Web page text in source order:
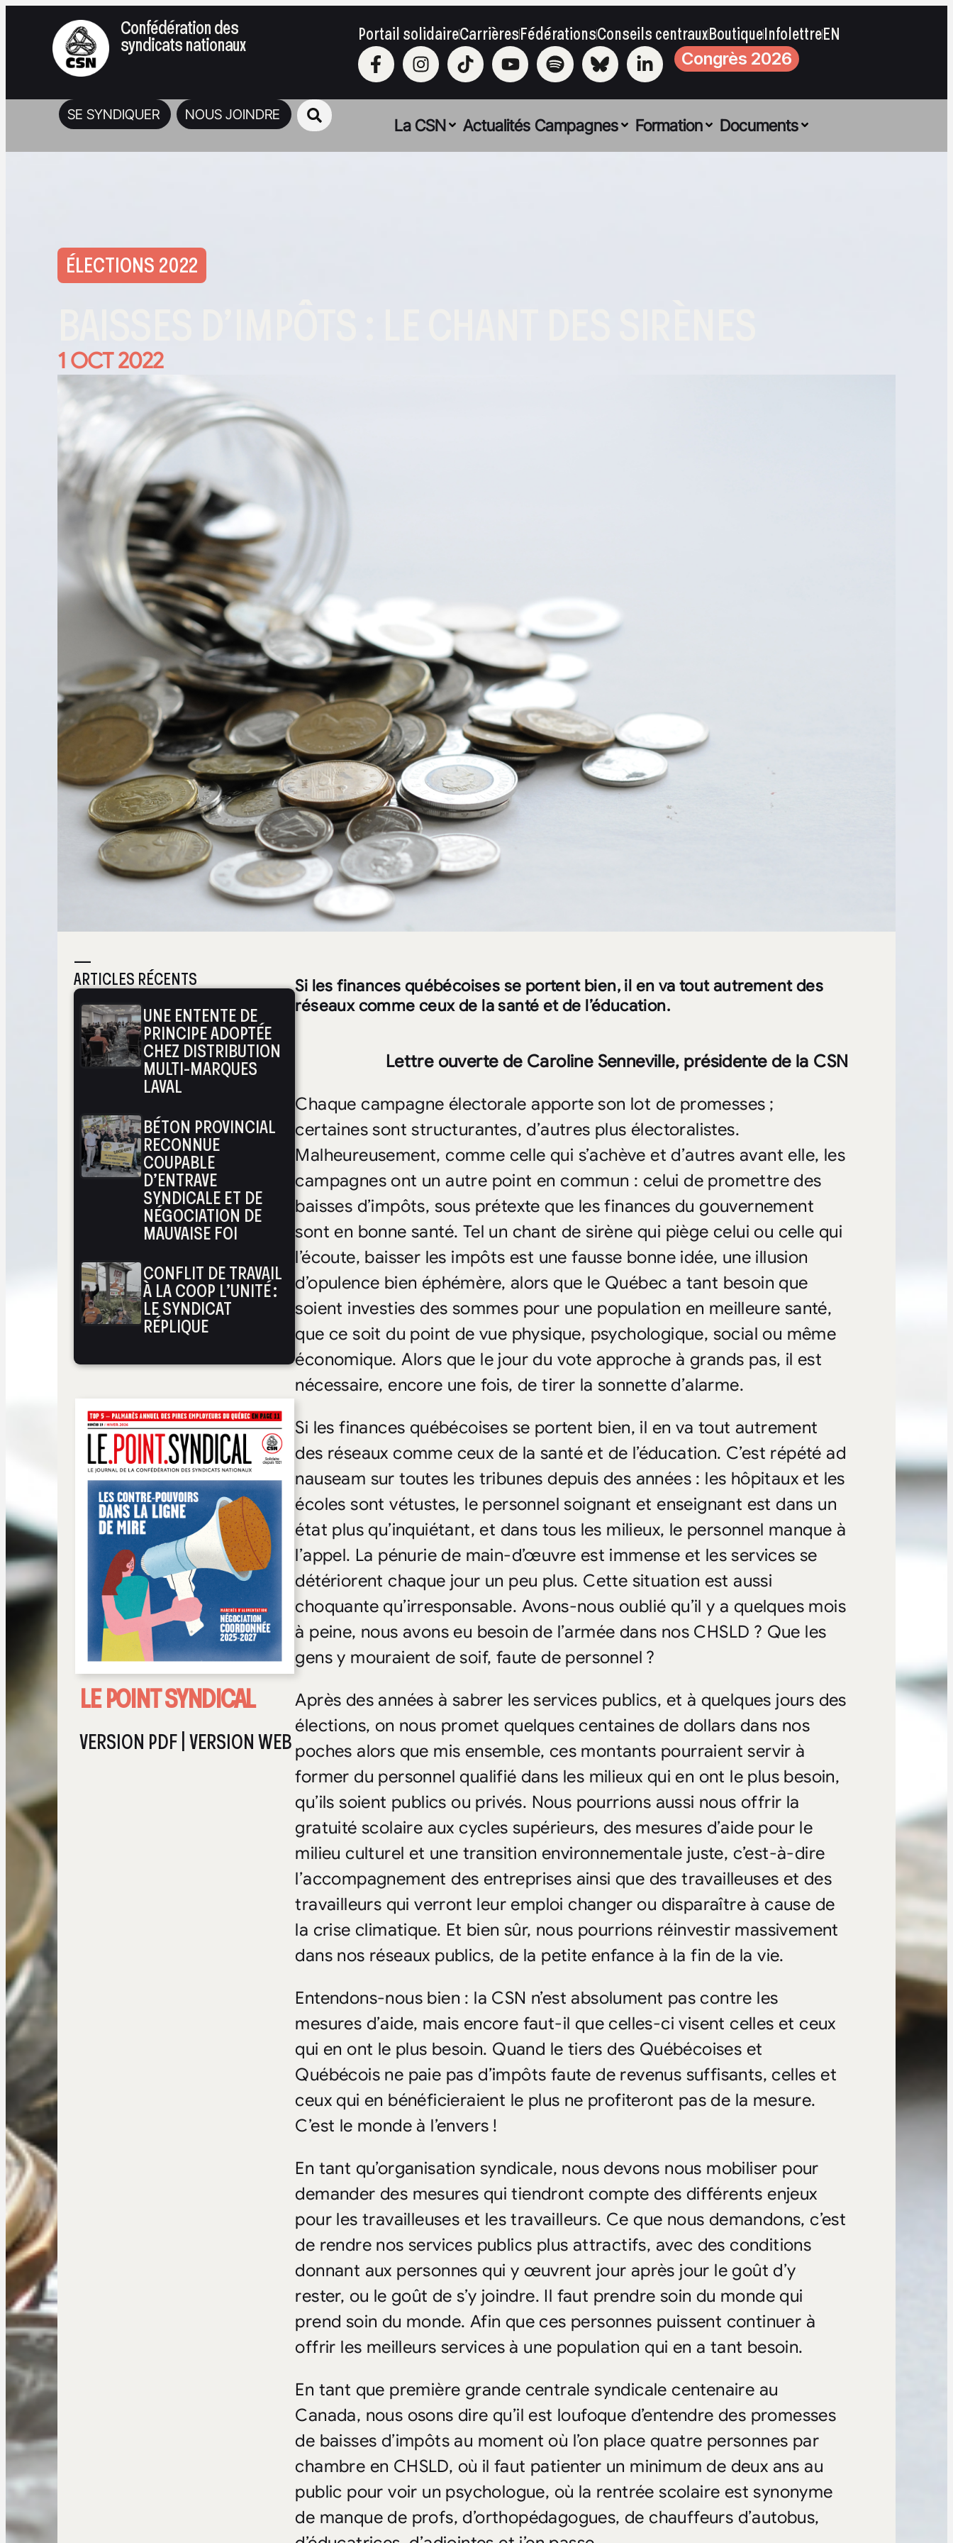
Confédération des
syndicats nationaux Portail solidaireCarrièresFédérationsConseils centrauxBoutiqueInfolettreEN
Congrès 2026
SE SYNDIQUER NOUS JOINDRE
La CSN Actualités Campagnes Formation Documents
ÉLECTIONS 2022
1 OCT 2022
—
ARTICLES RÉCENTS
UNE ENTENTE DE
PRINCIPE ADOPTÉE
CHEZ DISTRIBUTION
MULTI-MARQUES
LAVAL
BÉTON PROVINCIAL
RECONNUE
COUPABLE
D’ENTRAVE
SYNDICALE ET DE
NÉGOCIATION DE
MAUVAISE FOI
CONFLIT DE TRAVAIL
À LA COOP L’UNITÉ :
LE SYNDICAT
RÉPLIQUE
LE POINT SYNDICAL
VERSION PDF|VERSION WEB
Si les finances québécoises se portent bien, il en va tout autrement des
réseaux comme ceux de la santé et de l’éducation.
Lettre ouverte de Caroline Senneville, présidente de la CSN
Chaque campagne électorale apporte son lot de promesses ;
certaines sont structurantes, d’autres plus électoralistes.
Malheureusement, comme celle qui s’achève et d’autres avant elle, les
campagnes ont un autre point en commun : celui de promettre des
baisses d’impôts, sous prétexte que les finances du gouvernement
sont en bonne santé. Tel un chant de sirène qui piège celui ou celle qui
l’écoute, baisser les impôts est une fausse bonne idée, une illusion
d’opulence bien éphémère, alors que le Québec a tant besoin que
soient investies des sommes pour une population en meilleure santé,
que ce soit du point de vue physique, psychologique, social ou même
économique. Alors que le jour du vote approche à grands pas, il est
nécessaire, encore une fois, de tirer la sonnette d’alarme.
Si les finances québécoises se portent bien, il en va tout autrement
des réseaux comme ceux de la santé et de l’éducation. C’est répété ad
nauseam sur toutes les tribunes depuis des années : les hôpitaux et les
écoles sont vétustes, le personnel soignant et enseignant est dans un
état plus qu’inquiétant, et dans tous les milieux, le personnel manque à
l’appel. La pénurie de main-d’œuvre est immense et les services se
détériorent chaque jour un peu plus. Cette situation est aussi
choquante qu’irresponsable. Avons-nous oublié qu’il y a quelques mois
à peine, nous avons eu besoin de l’armée dans nos CHSLD ? Que les
gens y mouraient de soif, faute de personnel ?
Après des années à sabrer les services publics, et à quelques jours des
élections, on nous promet quelques centaines de dollars dans nos
poches alors que mis ensemble, ces montants pourraient servir à
former du personnel qualifié dans les milieux qui en ont le plus besoin,
qu’ils soient publics ou privés. Nous pourrions aussi nous offrir la
gratuité scolaire aux cycles supérieurs, des mesures d’aide pour le
milieu culturel et une transition environnementale juste, c’est-à-dire
l’accompagnement des entreprises ainsi que des travailleuses et des
travailleurs qui verront leur emploi changer ou disparaître à cause de
la crise climatique. Et bien sûr, nous pourrions réinvestir massivement
dans nos réseaux publics, de la petite enfance à la fin de la vie.
Entendons-nous bien : la CSN n’est absolument pas contre les
mesures d’aide, mais encore faut-il que celles-ci visent celles et ceux
qui en ont le plus besoin. Quand le tiers des Québécoises et
Québécois ne paie pas d’impôts faute de revenus suffisants, celles et
ceux qui en bénéficieraient le plus ne profiteront pas de la mesure.
C’est le monde à l’envers !
En tant qu’organisation syndicale, nous devons nous mobiliser pour
demander des mesures qui tiendront compte des différents enjeux
pour les travailleuses et les travailleurs. Ce que nous demandons, c’est
de rendre nos services publics plus attractifs, avec des conditions
donnant aux personnes qui y œuvrent jour après jour le goût d’y
rester, ou le goût de s’y joindre. Il faut prendre soin du monde qui
prend soin du monde. Afin que ces personnes puissent continuer à
offrir les meilleurs services à une population qui en a tant besoin.
En tant que première grande centrale syndicale centenaire au
Canada, nous osons dire qu’il est loufoque d’entendre des promesses
de baisses d’impôts au moment où l’on place quatre personnes par
chambre en CHSLD, où il faut patienter un minimum de deux ans au
public pour voir un psychologue, où la rentrée scolaire est synonyme
de manque de profs, d’orthopédagogues, de chauffeurs d’autobus,